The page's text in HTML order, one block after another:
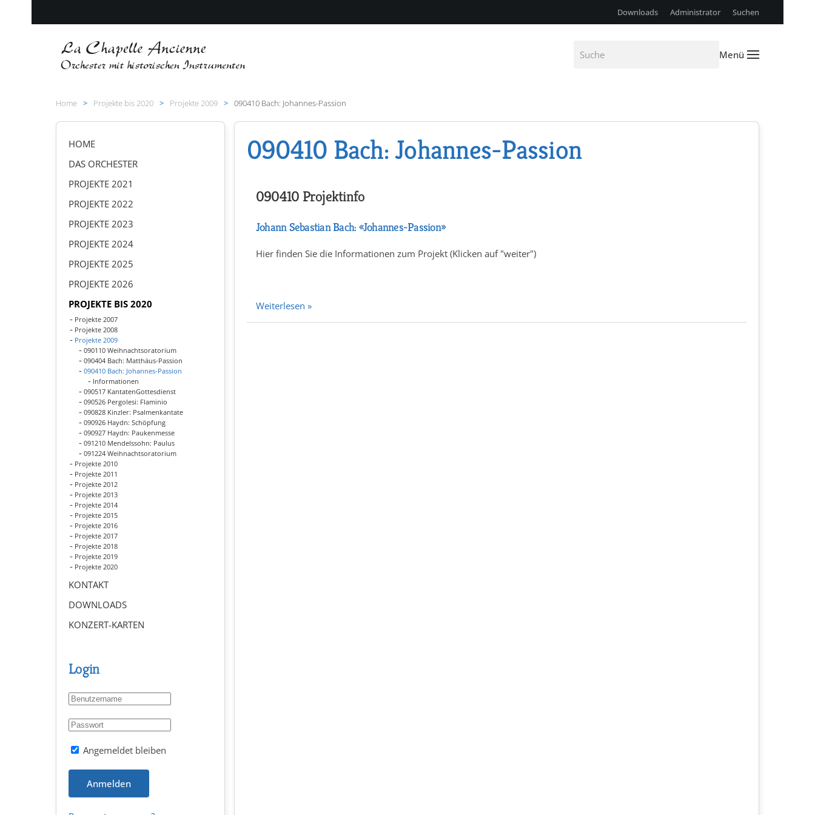
Downloads Administrator Suchen
Menü
Home Projekte bis 2020 Projekte 2009 090410 Bach: Johannes-Passion
090410 Bach: Johannes-Passion
090410 Projektinfo
Johann Sebastian Bach: «Johannes-Passion»
Hier finden Sie die Informationen zum Projekt (Klicken auf "weiter")
Weiterlesen »
HOME
DAS ORCHESTER
PROJEKTE 2021
PROJEKTE 2022
PROJEKTE 2023
PROJEKTE 2024
PROJEKTE 2025
PROJEKTE 2026
PROJEKTE BIS 2020
Projekte 2007
Projekte 2008
Projekte 2009
090110 Weihnachtsoratorium
090404 Bach: Matthäus-Passion
090410 Bach: Johannes-Passion
Informationen
090517 KantatenGottesdienst
090526 Pergolesi: Flaminio
090828 Kinzler: Psalmenkantate
090926 Haydn: Schöpfung
090927 Haydn: Paukenmesse
091210 Mendelssohn: Paulus
091224 Weihnachtsoratorium
Projekte 2010
Projekte 2011
Projekte 2012
Projekte 2013
Projekte 2014
Projekte 2015
Projekte 2016
Projekte 2017
Projekte 2018
Projekte 2019
Projekte 2020
KONTAKT
DOWNLOADS
KONZERT-KARTEN
Login
Angemeldet bleiben
Anmelden